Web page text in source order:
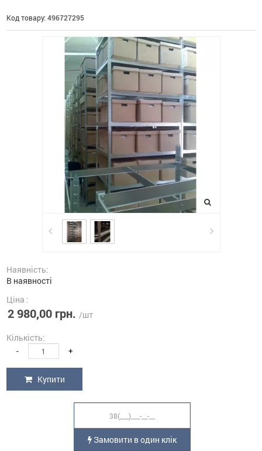
Код товару: 496727295
Наявність:
В наявності
Ціна :
2 980,00 грн. /шт
Кількість:
- +
Купити
Замовити в один клік